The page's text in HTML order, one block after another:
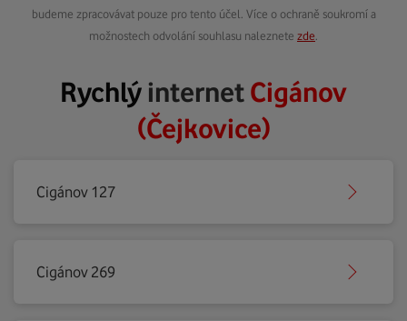
budeme zpracovávat pouze pro tento účel. Více o ochraně soukromí a
možnostech odvolání souhlasu naleznete zde
RychlýinternetCigánov
(Čejkovice)
Cigánov 127
Cigánov 269